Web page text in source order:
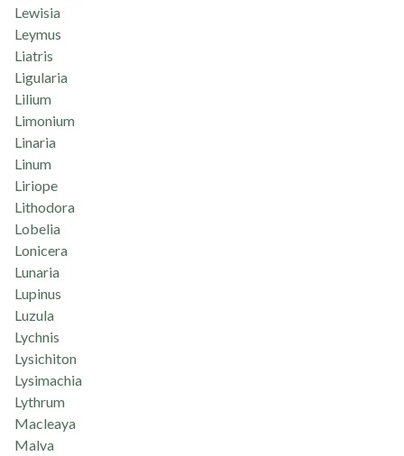
Lewisia
Leymus
Liatris
Ligularia
Lilium
Limonium
Linaria
Linum
Liriope
Lithodora
Lobelia
Lonicera
Lunaria
Lupinus
Luzula
Lychnis
Lysichiton
Lysimachia
Lythrum
Macleaya
Malva